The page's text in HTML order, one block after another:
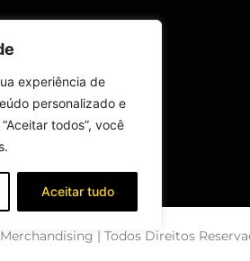
experiência de
personalizado e
todos”, você
Aceitar tudo
| Todos Direitos